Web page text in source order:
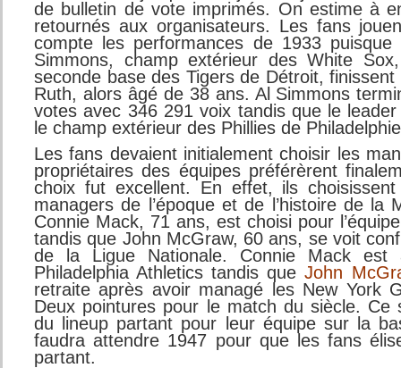
de bulletin de vote imprimés. On estime à
retournés aux organisateurs. Les fans
compte les performances de 1933
Simmons, champ extérieur des White
seconde base des Tigers de Détroit,
Ruth, alors âgé de 38 ans. Al Simmons
votes avec 346 291 voix tandis que le
le champ extérieur des Phillies de
Les fans devaient initialement choisir les
propriétaires des équipes préférèrent
choix fut excellent. En effet, ils
managers de l’époque et de l’histoire de la
Connie Mack, 71 ans, est choisi pour
tandis que John McGraw, 60 ans, se voit
de la Ligue Nationale. Connie Mack est
Philadelphia Athletics tandis queJohn
retraite après avoir managé les New York
Deux pointures pour le match du siècle. Ce
du lineup partant pour leur équipe sur la
faudra attendre 1947 pour que les fans
partant.